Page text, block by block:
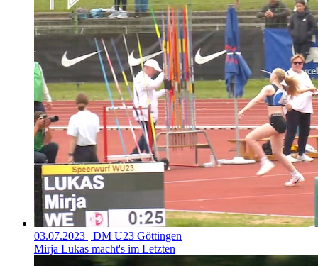
03.07.2023 | DM U23 Göttingen
Mirja Lukas macht's im Letzten